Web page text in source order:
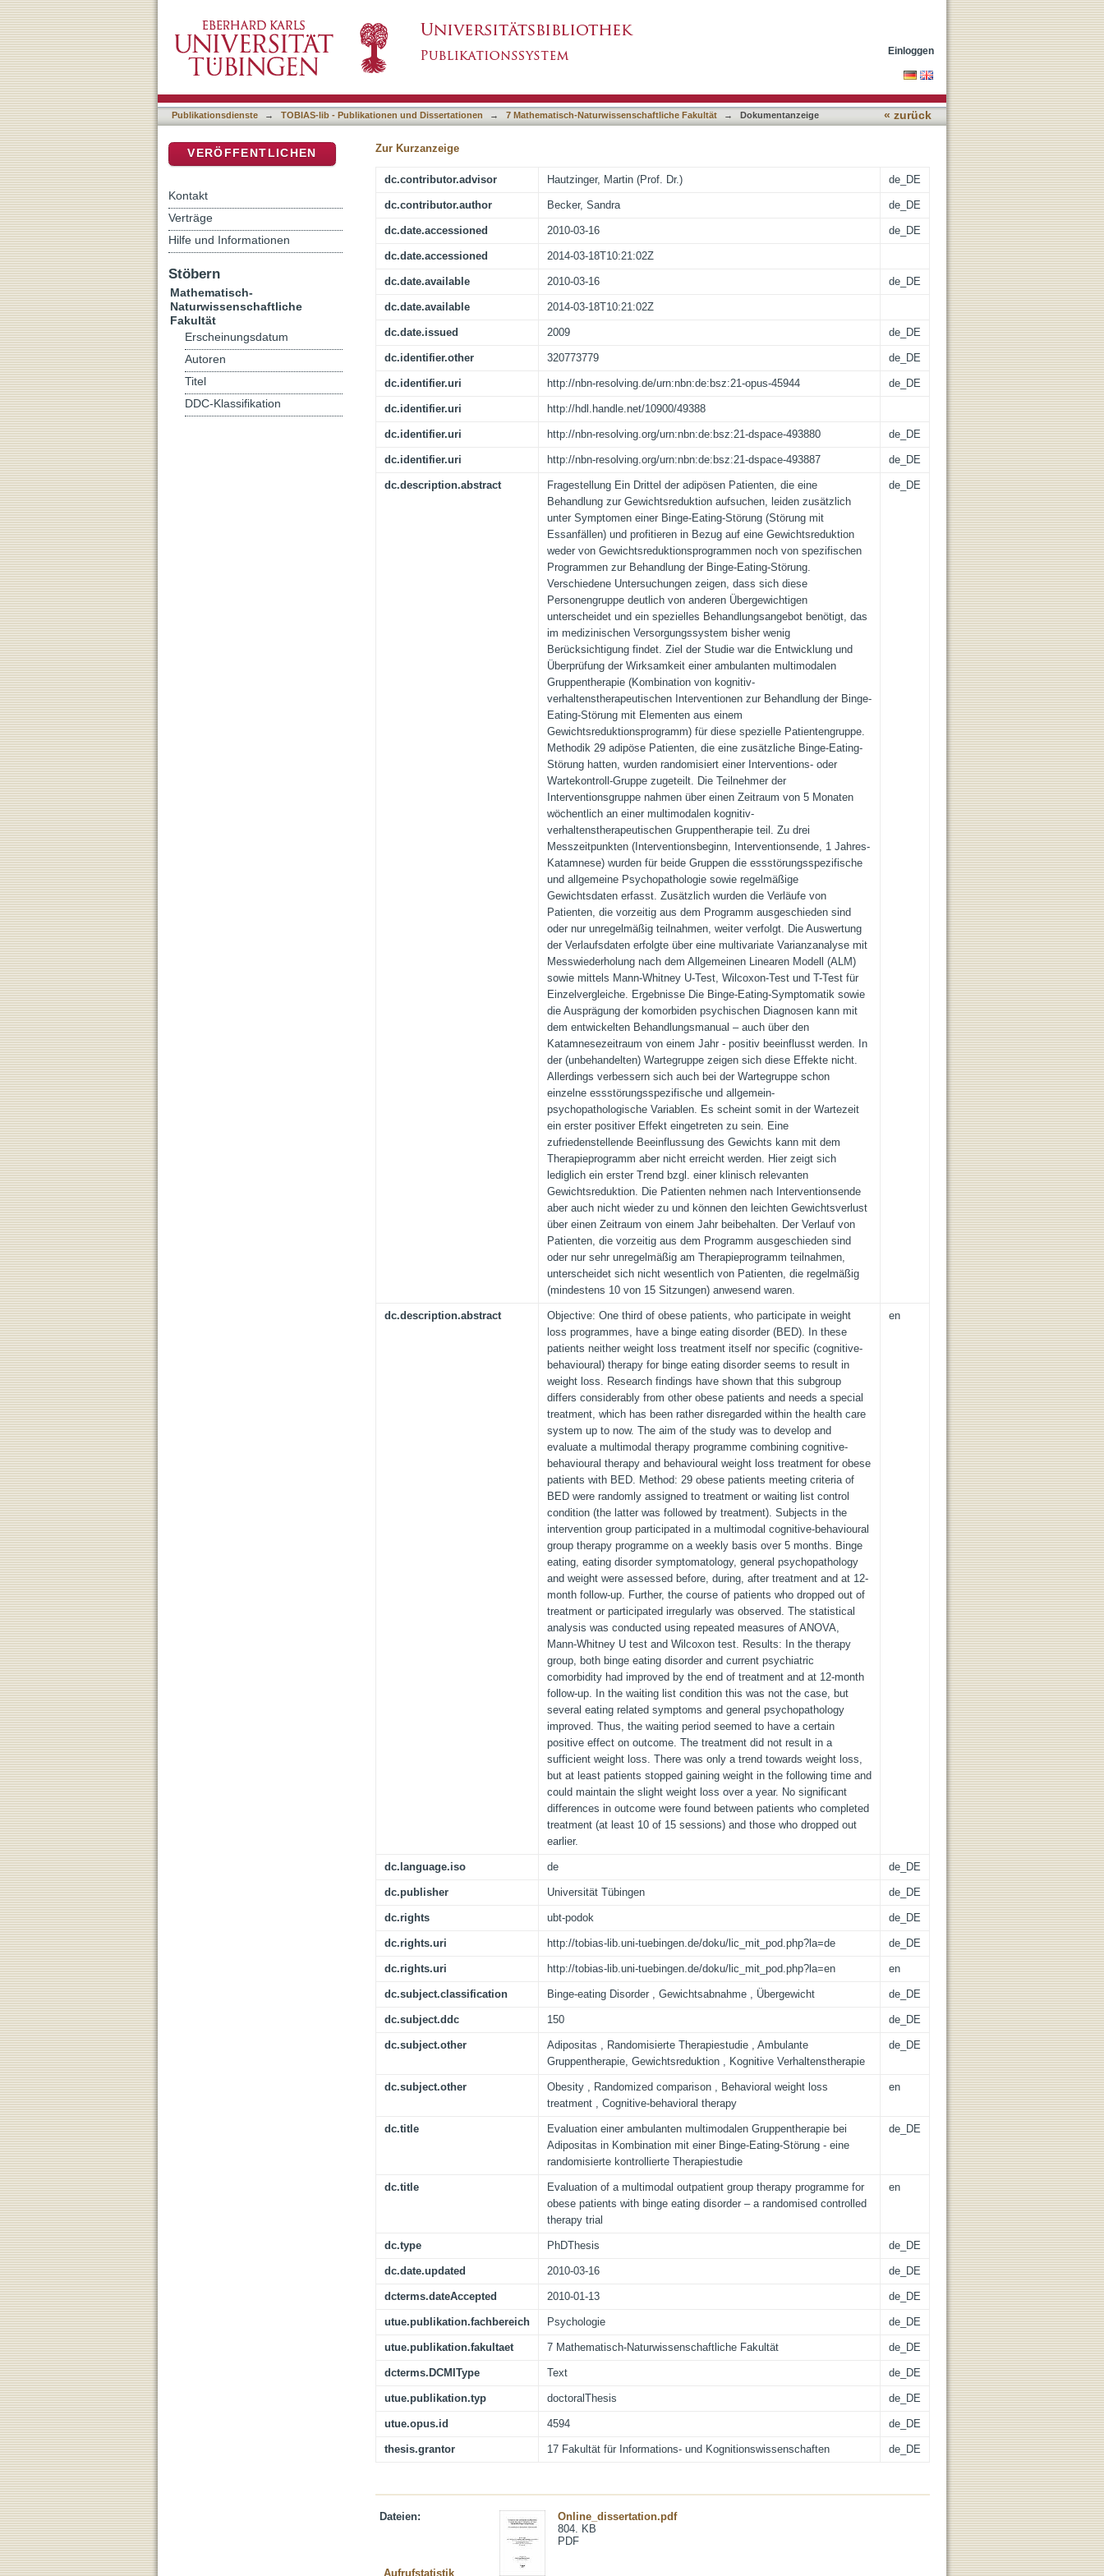
einer Binge-Eating-Störung - eine randomisierte kontrollierte Therapiestudie
Einloggen
Publikationsdienste → TOBIAS-lib - Publikationen und Dissertationen → 7 Mathematisch-Naturwissenschaftliche Fakultät → Dokumentanzeige « zurück
Zur Kurzanzeige
dc.contributor.advisor Hautzinger, Martin (Prof. Dr.) de_DE
dc.contributor.author Becker, Sandra de_DE
dc.date.accessioned 2010-03-16 de_DE
dc.date.accessioned 2014-03-18T10:21:02Z
dc.date.available 2010-03-16 de_DE
dc.date.available 2014-03-18T10:21:02Z
dc.date.issued 2009 de_DE
dc.identifier.other 320773779 de_DE
dc.identifier.uri http://nbn-resolving.de/urn:nbn:de:bsz:21-opus-45944 de_DE
dc.identifier.uri http://hdl.handle.net/10900/49388
dc.identifier.uri http://nbn-resolving.org/urn:nbn:de:bsz:21-dspace-493880 de_DE
dc.identifier.uri http://nbn-resolving.org/urn:nbn:de:bsz:21-dspace-493887 de_DE
dc.description.abstract
Fragestellung Ein Drittel der adipösen Patienten, die eine
Behandlung zur Gewichtsreduktion aufsuchen, leiden zusätzlich
unter Symptomen einer Binge-Eating-Störung (Störung mit
Essanfällen) und profitieren in Bezug auf eine Gewichtsreduktion
weder von Gewichtsreduktionsprogrammen noch von spezifischen
Programmen zur Behandlung der Binge-Eating-Störung.
Verschiedene Untersuchungen zeigen, dass sich diese
Personengruppe deutlich von anderen Übergewichtigen
unterscheidet und ein spezielles Behandlungsangebot benötigt, das
im medizinischen Versorgungssystem bisher wenig
Berücksichtigung findet. Ziel der Studie war die Entwicklung und
Überprüfung der Wirksamkeit einer ambulanten multimodalen
Gruppentherapie (Kombination von kognitiv-
verhaltenstherapeutischen Interventionen zur Behandlung der Binge-
Eating-Störung mit Elementen aus einem
Gewichtsreduktionsprogramm) für diese spezielle Patientengruppe.
Methodik 29 adipöse Patienten, die eine zusätzliche Binge-Eating-
Störung hatten, wurden randomisiert einer Interventions- oder
Wartekontroll-Gruppe zugeteilt. Die Teilnehmer der
Interventionsgruppe nahmen über einen Zeitraum von 5 Monaten
wöchentlich an einer multimodalen kognitiv-
verhaltenstherapeutischen Gruppentherapie teil. Zu drei
Messzeitpunkten (Interventionsbeginn, Interventionsende, 1 Jahres-
Katamnese) wurden für beide Gruppen die essstörungsspezifische
und allgemeine Psychopathologie sowie regelmäßige
Gewichtsdaten erfasst. Zusätzlich wurden die Verläufe von
Patienten, die vorzeitig aus dem Programm ausgeschieden sind
oder nur unregelmäßig teilnahmen, weiter verfolgt. Die Auswertung
der Verlaufsdaten erfolgte über eine multivariate Varianzanalyse mit
Messwiederholung nach dem Allgemeinen Linearen Modell (ALM)
sowie mittels Mann-Whitney U-Test, Wilcoxon-Test und T-Test für
Einzelvergleiche. Ergebnisse Die Binge-Eating-Symptomatik sowie
die Ausprägung der komorbiden psychischen Diagnosen kann mit
dem entwickelten Behandlungsmanual – auch über den
Katamnesezeitraum von einem Jahr - positiv beeinflusst werden. In
der (unbehandelten) Wartegruppe zeigen sich diese Effekte nicht.
Allerdings verbessern sich auch bei der Wartegruppe schon
einzelne essstörungsspezifische und allgemein-
psychopathologische Variablen. Es scheint somit in der Wartezeit
ein erster positiver Effekt eingetreten zu sein. Eine
zufriedenstellende Beeinflussung des Gewichts kann mit dem
Therapieprogramm aber nicht erreicht werden. Hier zeigt sich
lediglich ein erster Trend bzgl. einer klinisch relevanten
Gewichtsreduktion. Die Patienten nehmen nach Interventionsende
aber auch nicht wieder zu und können den leichten Gewichtsverlust
über einen Zeitraum von einem Jahr beibehalten. Der Verlauf von
Patienten, die vorzeitig aus dem Programm ausgeschieden sind
oder nur sehr unregelmäßig am Therapieprogramm teilnahmen,
unterscheidet sich nicht wesentlich von Patienten, die regelmäßig
(mindestens 10 von 15 Sitzungen) anwesend waren.
de_DE
dc.description.abstract
Objective: One third of obese patients, who participate in weight
loss programmes, have a binge eating disorder (BED). In these
patients neither weight loss treatment itself nor specific (cognitive-
behavioural) therapy for binge eating disorder seems to result in
weight loss. Research findings have shown that this subgroup
differs considerably from other obese patients and needs a special
treatment, which has been rather disregarded within the health care
system up to now. The aim of the study was to develop and
evaluate a multimodal therapy programme combining cognitive-
behavioural therapy and behavioural weight loss treatment for obese
patients with BED. Method: 29 obese patients meeting criteria of
BED were randomly assigned to treatment or waiting list control
condition (the latter was followed by treatment). Subjects in the
intervention group participated in a multimodal cognitive-behavioural
group therapy programme on a weekly basis over 5 months. Binge
eating, eating disorder symptomatology, general psychopathology
and weight were assessed before, during, after treatment and at 12-
month follow-up. Further, the course of patients who dropped out of
treatment or participated irregularly was observed. The statistical
analysis was conducted using repeated measures of ANOVA,
Mann-Whitney U test and Wilcoxon test. Results: In the therapy
group, both binge eating disorder and current psychiatric
comorbidity had improved by the end of treatment and at 12-month
follow-up. In the waiting list condition this was not the case, but
several eating related symptoms and general psychopathology
improved. Thus, the waiting period seemed to have a certain
positive effect on outcome. The treatment did not result in a
sufficient weight loss. There was only a trend towards weight loss,
but at least patients stopped gaining weight in the following time and
could maintain the slight weight loss over a year. No significant
differences in outcome were found between patients who completed
treatment (at least 10 of 15 sessions) and those who dropped out
earlier.
en
dc.language.iso de de_DE
dc.publisher Universität Tübingen de_DE
dc.rights ubt-podok de_DE
dc.rights.uri http://tobias-lib.uni-tuebingen.de/doku/lic_mit_pod.php?la=de de_DE
dc.rights.uri http://tobias-lib.uni-tuebingen.de/doku/lic_mit_pod.php?la=en en
dc.subject.classification Binge-eating Disorder , Gewichtsabnahme , Übergewicht de_DE
dc.subject.ddc 150 de_DE
dc.subject.other
Adipositas , Randomisierte Therapiestudie , Ambulante
Gruppentherapie, Gewichtsreduktion , Kognitive Verhaltenstherapie
de_DE
dc.subject.other
Obesity , Randomized comparison , Behavioral weight loss
treatment , Cognitive-behavioral therapy
en
dc.title
Evaluation einer ambulanten multimodalen Gruppentherapie bei
Adipositas in Kombination mit einer Binge-Eating-Störung - eine
randomisierte kontrollierte Therapiestudie
de_DE
dc.title
Evaluation of a multimodal outpatient group therapy programme for
obese patients with binge eating disorder – a randomised controlled
therapy trial
en
dc.type PhDThesis de_DE
dc.date.updated 2010-03-16 de_DE
dcterms.dateAccepted 2010-01-13 de_DE
utue.publikation.fachbereich Psychologie de_DE
utue.publikation.fakultaet 7 Mathematisch-Naturwissenschaftliche Fakultät de_DE
dcterms.DCMIType Text de_DE
utue.publikation.typ doctoralThesis de_DE
utue.opus.id 4594 de_DE
thesis.grantor 17 Fakultät für Informations- und Kognitionswissenschaften de_DE
Dateien:
Online_dissertation.pdf
804. KB
PDF
Aufrufstatistik
VERÖFFENTLICHEN
Kontakt
Verträge
Hilfe und Informationen
Stöbern
Mathematisch-
Naturwissenschaftliche
Fakultät
Erscheinungsdatum
Autoren
Titel
DDC-Klassifikation